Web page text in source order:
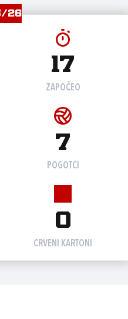
26
17
ZAPOČEO
7
POGOTCI
0
CRVENI KARTONI